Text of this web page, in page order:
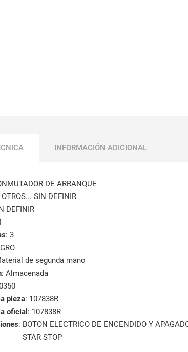
INFORMACIÓN ADICIONAL
DE ARRANQUE
OTROS... SIN DEFINIR
DEFINIR
: 3
de segunda mano
: Almacenada
pieza: 107838R
oficial : 107838R
: BOTON ELECTRICO DE ENCENDIDO Y
STAR STOP